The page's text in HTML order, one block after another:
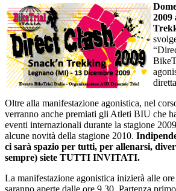
2009
Oltre alla manifestazione agonistica, nel
verranno anche premiati gli Atleti BIU che
eventi internazionali durante la stagione
alcune novità della stagione 2010.
ci sarà spazio per tutti, per allenarsi,
sempre) siete TUTTI INVITATI.
La manifestazione agonistica inizierà alle
saranno aperte dalle ore 9,30. Partenza